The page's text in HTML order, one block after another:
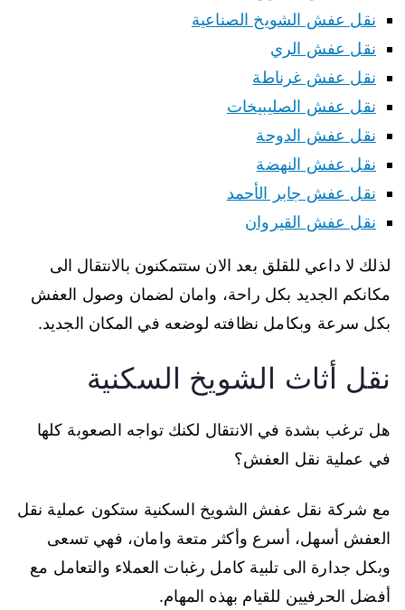
نقل عفش الشويخ الصناعية
نقل عفش الري
نقل عفش غرناطة
نقل عفش الصليبيخات
نقل عفش الدوحة
نقل عفش النهضة
نقل عفش جابر الأحمد
نقل عفش القيروان
لذلك لا داعي للقلق بعد الان ستتمكنون بالانتقال الى
مكانكم الجديد بكل راحة، وامان لضمان وصول العفش
بكل سرعة وبكامل نظافته لوضعه في المكان الجديد.
نقل أثاث الشويخ السكنية
هل ترغب بشدة في الانتقال لكنك تواجه الصعوبة كلها
في عملية نقل العفش؟
مع شركة نقل عفش الشويخ السكنية ستكون عملية نقل
العفش أسهل، أسرع وأكثر متعة وامان، فهي تسعى
وبكل جدارة الى تلبية كامل رغبات العملاء والتعامل مع
أفضل الحرفيين للقيام بهذه المهام.